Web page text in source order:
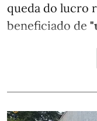
queda do lucro
beneficiado de